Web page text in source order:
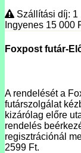
Szállítási díj: 1
Ingyenes 15 000
Foxpost futár-
A rendelését a
futárszolgálat
kizárólag előre
rendelés
regisztrációnál
2599 Ft.